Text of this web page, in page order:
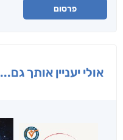
פרסום
אולי יעניין אותך גם...